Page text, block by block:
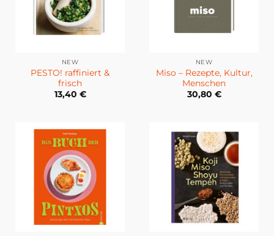
NEW
PESTO! raffiniert &
frisch
13,40 €
NEW
Miso – Rezepte, Kultur,
Menschen
30,80 €